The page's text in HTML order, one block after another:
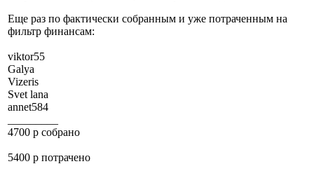
Еще раз по фактически собранным и уже потраченным на
фильтр финансам:
viktor55
Galya
Vizeris
Svet lana
annet584
4700 р собрано
5400 р потрачено